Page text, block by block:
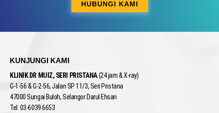
HUBUNGI KAMI
KUNJUNGI KAMI
KLINIK DR MUIZ, SERI PRISTANA(24 jam & X-ray)
G-1-56 & G-2-56, Jalan SP 11/3, Seri Pristana
47000 Sungai Buloh, Selangor Darul Ehsan
Tel: 03-6039 6653